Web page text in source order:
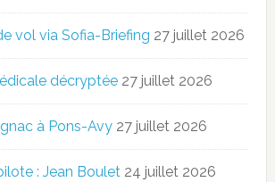
vol via Sofia-Briefing 27 juillet 2026
décryptée 27 juillet 2026
à Pons-Avy 27 juillet 2026
: Jean Boulet 24 juillet 2026